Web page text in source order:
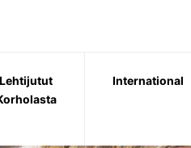
Lehtijutut
International